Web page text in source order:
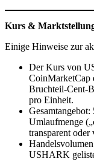
Kurs &
Einige Hinweise zur
Der Kurs von
CoinMarketCap
Bruchteil-Cent-
pro Einheit.
Umlaufmenge
transparent
USHARK